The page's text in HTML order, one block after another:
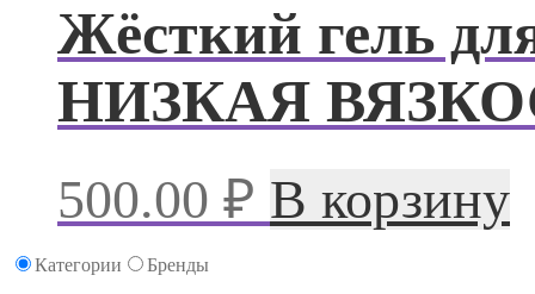
Жёсткий гель
НИЗКАЯ
500.00 ₽ В корзину
Категории Бренды